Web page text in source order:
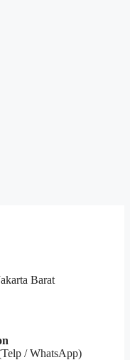
Barat
/ WhatsApp)